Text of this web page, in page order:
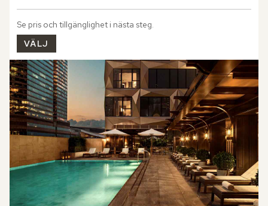
Se pris och tillgänglighet i nästa steg.
VÄLJ